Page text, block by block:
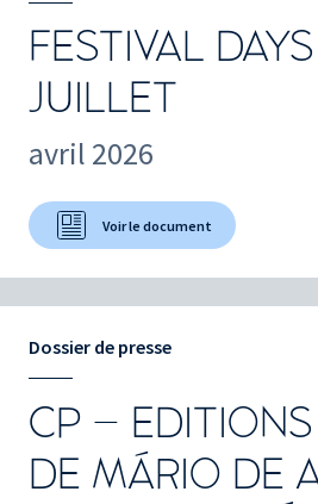
FESTIVAL
JUILLET
avril 2026
Voir le document
Dossier de presse
CP –
DE MÁRIO DE